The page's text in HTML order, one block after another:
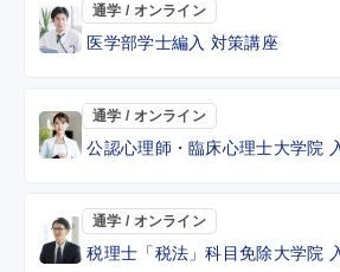
通学 / オンライン
医学部学士編入 対策講座
通学 / オンライン
公認心理師・臨床心理士大学院
通学 / オンライン
税理士「税法」科目免除大学院